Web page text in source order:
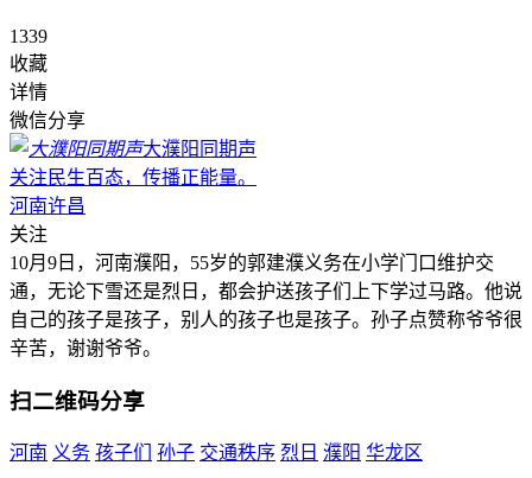
1339
收藏
详情
微信分享
大濮阳同期声
关注民生百态，传播正能量。
河南许昌
关注
10月9日，河南濮阳，55岁的郭建濮义务在小学门口维护交
通，无论下雪还是烈日，都会护送孩子们上下学过马路。他说
自己的孩子是孩子，别人的孩子也是孩子。孙子点赞称爷爷很
辛苦，谢谢爷爷。
扫二维码分享
河南 义务 孩子们 孙子 交通秩序 烈日 濮阳 华龙区